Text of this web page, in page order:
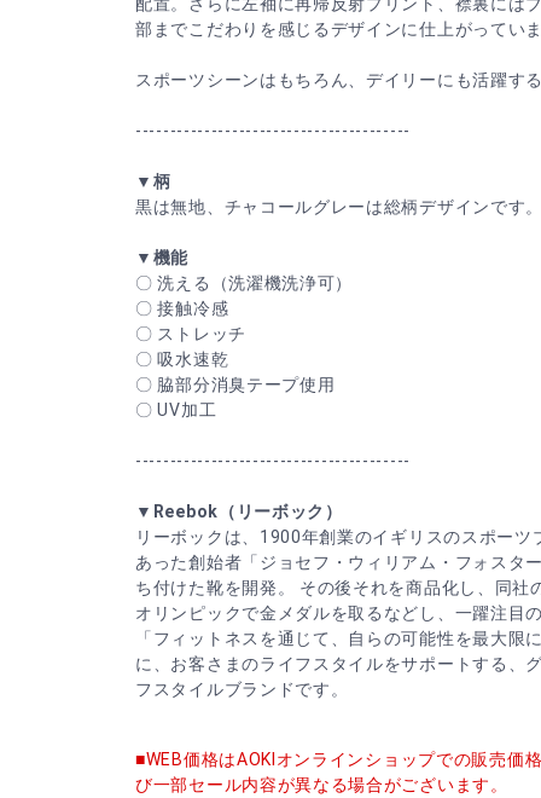
部までこだわりを感じるデザインに仕上がってい
スポーツシーンはもちろん、デイリーにも活躍す
----------------------------------------
▼柄
黒は無地、チャコールグレーは総柄デザインです
▼機能
〇 洗える（洗濯機洗浄可）
〇 接触冷感
〇 ストレッチ
〇 吸水速乾
〇 脇部分消臭テープ使用
〇 UV加工
----------------------------------------
▼Reebok（リーボック）
リーボックは、1900年創業のイギリスのスポーツ
あった創始者「ジョセフ・ウィリアム・フォスタ
ち付けた靴を開発。 その後それを商品化し、同社
オリンピックで金メダルを取るなどし、一躍注目
「フィットネスを通じて、自らの可能性を最大限
に、お客さまのライフスタイルをサポートする、
フスタイルブランドです。
■WEB価格はAOKIオンラインショップでの販売価
び一部セール内容が異なる場合がございます。